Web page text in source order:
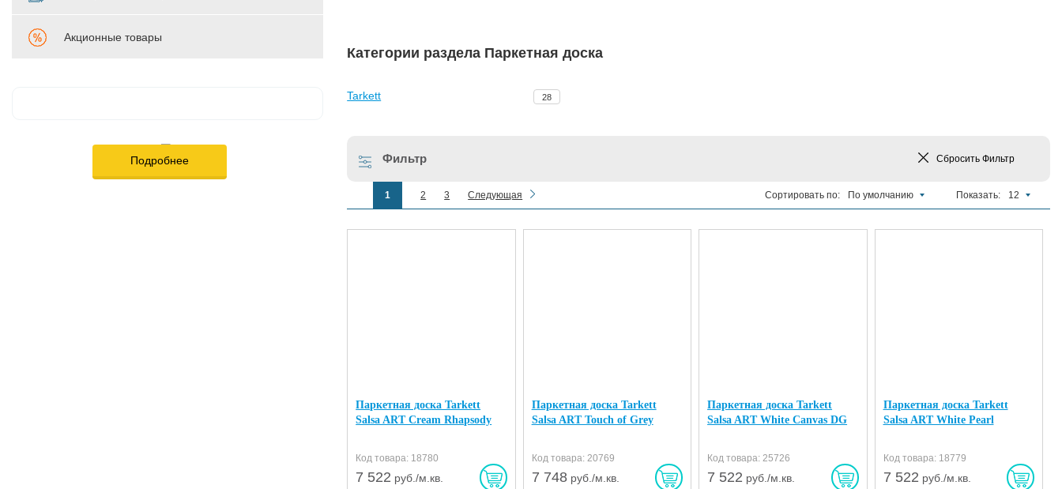
Акционные товары
Подробнее
Категории раздела Паркетная доска
Tarkett 28
Фильтр Сбросить Фильтр
1 2 3 Следующая Сортировать по: По умолчанию Показать: 12
Паркетная доска Tarkett
Salsa ART Cream Rhapsody
Код товара: 18780
7 522 руб./м.кв.
Паркетная доска Tarkett
Salsa ART Touch of Grey
Код товара: 20769
7 748руб./м.кв.
Паркетная доска Tarkett
Salsa ART White Canvas DG
Код товара: 25726
7 522 руб./м.кв.
Паркетная доска Tarkett
Salsa ART White Pearl
Код товара: 18779
7 522 руб./м.кв.